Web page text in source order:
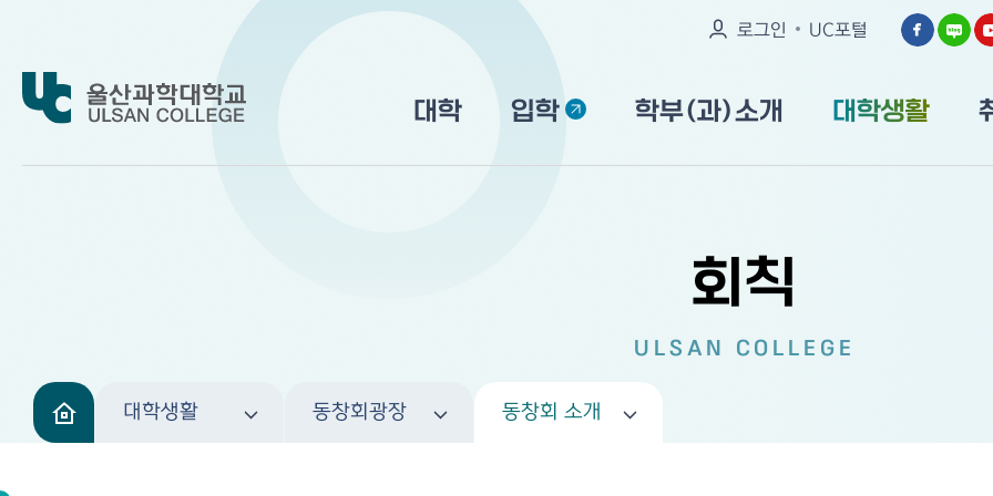
로그인 UC포털
대학 입학 학부(과)소개 대학생활
회칙
ULSAN COLLEGE
대학생활 동창회광장 동창회 소개